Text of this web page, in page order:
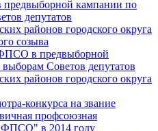
предвыборной кампании по
депутатов
районов городского округа
созыва
в предвыборной
Советов депутатов
районов городского округа
конкурса на звание
профсоюзная
ФПСО" в 2014 году